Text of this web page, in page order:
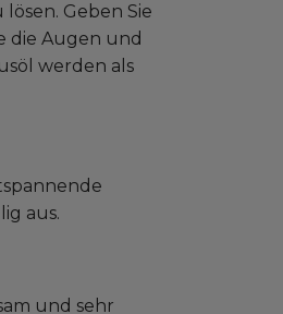
Geben Sie
die Augen und
werden als
aus.
und sehr